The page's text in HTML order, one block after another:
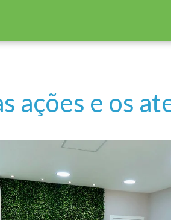
ações e os